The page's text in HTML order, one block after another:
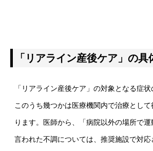
「リアライン産後ケア」の具
「リアライン産後ケア」の対象となる症状
このうち幾つかは医療機関内で治療とし
ります。医師から、「病院以外の場所で運
言われた不調については、推奨施設で対応